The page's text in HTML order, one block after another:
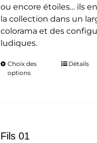
ou encore étoiles… ils
la collection dans un
colorama et des
ludiques.
Choix des
options
CeDétails
Fils 01